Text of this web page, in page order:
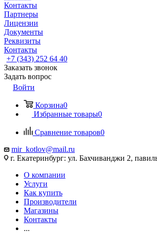
Контакты
Партнеры
Лицензии
Документы
Реквизиты
Контакты
+7 (343) 252 64 40
Заказать звонок
Задать вопрос
Войти
Корзина0
Избранные товары0
Сравнение товаров0
mir_kotlov@mail.ru
г. Екатеринбург: ул. Бахчиванджи 2,
О компании
Услуги
Как купить
Производители
Магазины
Контакты
...